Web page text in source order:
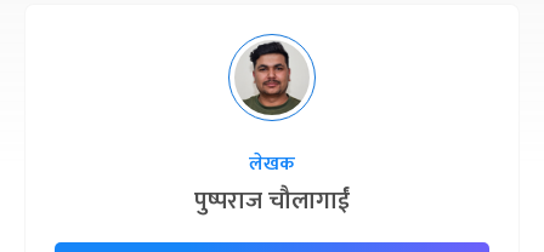
लेखक
पुष्पराज चौलागाईं